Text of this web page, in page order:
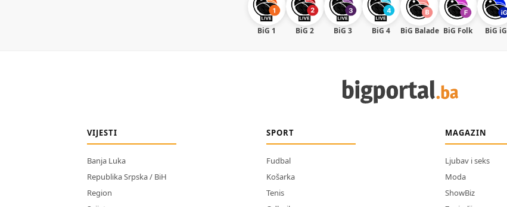
BiG 1 BiG 2 BiG 3 BiG 4 BiG Balade BiG Folk BiG iG
VIJESTI
Banja Luka
Republika Srpska / BiH
Region
SPORT
Fudbal
Košarka
Tenis
MAGAZIN
Ljubav i seks
Moda
ShowBiz